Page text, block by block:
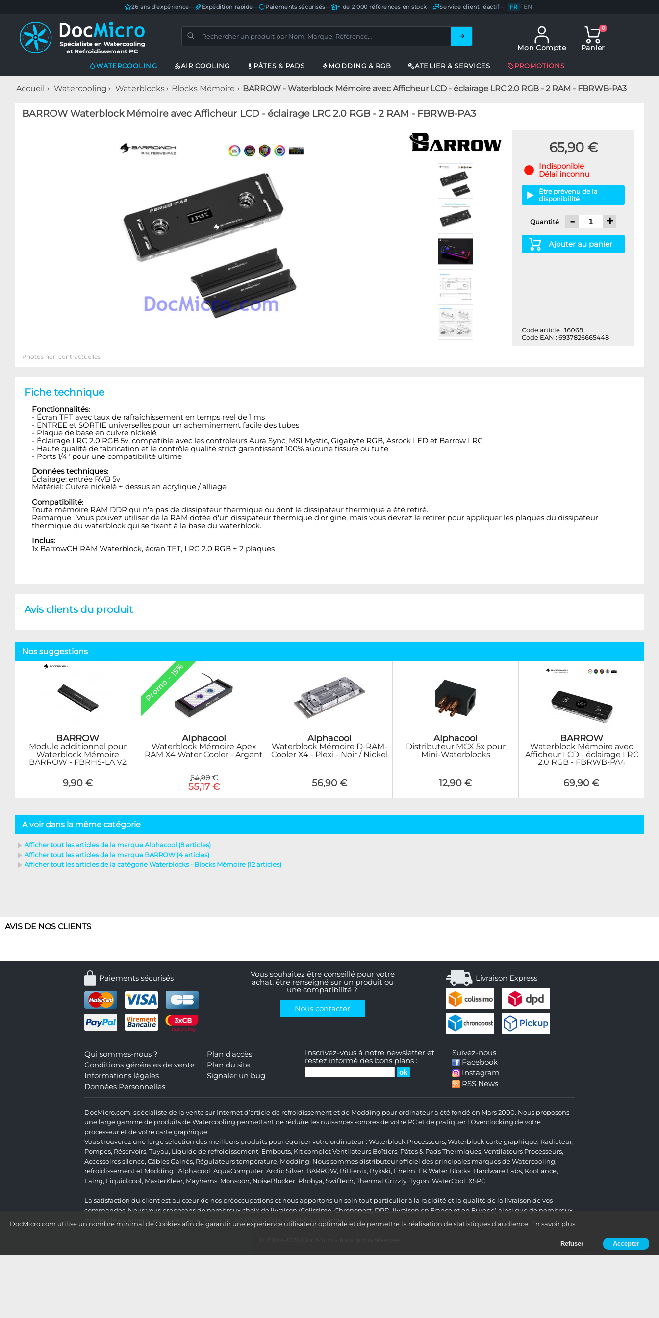
DocMicro.com utilise un nombre minimal de Cookies afin de garantir une expérience utilisateur optimale et de permettre la réalisation de statistiques d'audience. En savoir plus
Refuser Accepter
26 ans d'expérience Expédition rapide Paiements sécurisés— + de 2 000 références en stock Service client réactif— FR / EN
Mon Compte
0
Panier
WATERCOOLING AIR COOLING PÂTES & PADS MODDING & RGB ATELIER & SERVICES PROMOTIONS
Accueil Watercooling Waterblocks Blocks Mémoire BARROW - Waterblock Mémoire avec Afficheur LCD - éclairage LRC 2.0 RGB - 2 RAM - FBRWB-PA3
BARROW Waterblock Mémoire avec Afficheur LCD - éclairage LRC 2.0 RGB - 2 RAM - FBRWB-PA3
65,90 €
Indisponible
Délai inconnu
Être prévenu de la
disponibilité
Quantité - +
Ajouter au panier
Code article : 16068
Code EAN : 6937826665448
Photos non contractuelles
Fiche technique
Fonctionnalités:
- Écran TFT avec taux de rafraîchissement en temps réel de 1 ms
- ENTREE et SORTIE universelles pour un acheminement facile des tubes
- Plaque de base en cuivre nickelé
- Éclairage LRC 2.0 RGB 5v, compatible avec les contrôleurs Aura Sync, MSI Mystic, Gigabyte RGB, Asrock LED et Barrow LRC
- Haute qualité de fabrication et le contrôle qualité strict garantissent 100% aucune fissure ou fuite
- Ports 1/4" pour une compatibilité ultime
Données techniques:
Éclairage: entrée RVB 5v
Matériel: Cuivre nickelé + dessus en acrylique / alliage
Compatibilité:
Toute mémoire RAM DDR qui n'a pas de dissipateur thermique ou dont le dissipateur thermique a été retiré.
Remarque : Vous pouvez utiliser de la RAM dotée d'un dissipateur thermique d'origine, mais vous devrez le retirer pour appliquer les plaques du dissipateur
thermique du waterblock qui se fixent à la base du waterblock.
Inclus:
1x BarrowCH RAM Waterblock, écran TFT, LRC 2.0 RGB + 2 plaques
Avis clients du produit
Nos suggestions
BARROW
Module additionnel pour
Waterblock Mémoire
BARROW - FBRHS-LA V2
9,90 €
Promo - 15%
Alphacool
Waterblock Mémoire Apex
RAM X4 Water Cooler - Argent
64,90 €
55,17 €
Alphacool
Waterblock Mémoire D-RAM-
Cooler X4 - Plexi - Noir / Nickel
56,90 €
Alphacool
Distributeur MCX 5x pour
Mini-Waterblocks
12,90 €
BARROW
Waterblock Mémoire avec
Afficheur LCD - éclairage LRC
2.0 RGB - FBRWB-PA4
69,90 €
A voir dans la même catégorie
Afficher tout les articles de la marque Alphacool (8 articles)
Afficher tout les articles de la marque BARROW (4 articles)
Afficher tout les articles de la catégorie Waterblocks - Blocks Mémoire (12 articles)
AVIS DE NOS CLIENTS
Paiements sécurisés
Vous souhaitez être conseillé pour votre
achat, être renseigné sur un produit ou
une compatibilité ?
Nous contacter
Livraison Express
Qui sommes-nous ?
Conditions générales de vente
Informations légales
Données Personnelles
Plan d'accès
Plan du site
Signaler un bug
Inscrivez-vous à notre newsletter et
restez informé des bons plans :
Suivez-nous :
Facebook
Instagram
RSS News
DocMicro.com, spécialiste de la vente sur Internet d’article de refroidissement et de Modding pour ordinateur a été fondé en Mars 2000. Nous proposons
une large gamme de produits de Watercooling permettant de réduire les nuisances sonores de votre PC et de pratiquer l'Overclocking de votre
processeur et de votre carte graphique.
Vous trouverez une large sélection des meilleurs produits pour équiper votre ordinateur : Waterblock Processeurs, Waterblock carte graphique, Radiateur,
Pompes, Réservoirs, Tuyau, Liquide de refroidissement, Embouts, Kit complet Ventilateurs Boîtiers, Pâtes & Pads Thermiques, Ventilateurs Processeurs,
Accessoires silence, Câbles Gainés, Régulateurs température, Modding. Nous sommes distributeur officiel des principales marques de Watercooling,
refroidissement et Modding : Alphacool , AquaComputer, Arctic Silver, BARROW, BitFenix, Bykski, Eheim, EK Water Blocks, Hardware Labs, KooLance,
Laing, Liquid.cool , MasterKleer, Mayhems, Monsoon, NoiseBlocker, Phobya, SwifTech, Thermal Grizzly, Tygon, WaterCool , XSPC
La satisfaction du client est au cœur de nos préoccupations et nous apportons un soin tout particulier à la rapidité et la qualité de la livraison de vos
commandes. Nous vous proposons de nombreux choix de livraison (Colissimo, Chronopost, DPD, livraison en France et en Europe) ainsi que de nombreux
modes de paiement sécurisés (Carte bancaire, 3xCB by Cofidis, PayPal ou Virement).